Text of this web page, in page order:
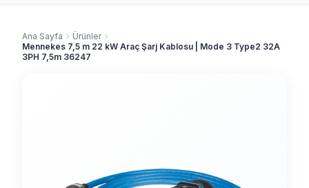
Ana Sayfa
Ürünler
Mennekes 7,5 m 22 kW Araç Şarj Kablosu | Mode 3 Type2 32A
3PH 7,5m 36247